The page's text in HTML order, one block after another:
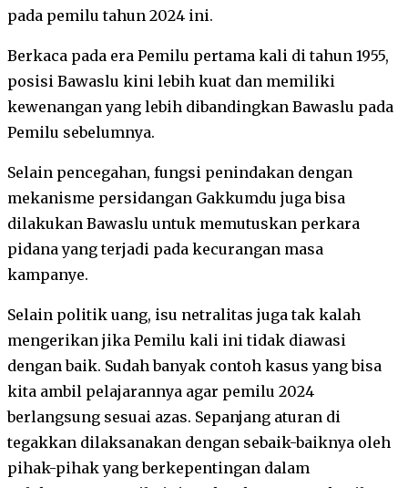
pada pemilu tahun 2024 ini.
Berkaca pada era Pemilu pertama kali di tahun 1955,
posisi Bawaslu kini lebih kuat dan memiliki
kewenangan yang lebih dibandingkan Bawaslu pada
Pemilu sebelumnya.
Selain pencegahan, fungsi penindakan dengan
mekanisme persidangan Gakkumdu juga bisa
dilakukan Bawaslu untuk memutuskan perkara
pidana yang terjadi pada kecurangan masa
kampanye.
Selain politik uang, isu netralitas juga tak kalah
mengerikan jika Pemilu kali ini tidak diawasi
dengan baik. Sudah banyak contoh kasus yang bisa
kita ambil pelajarannya agar pemilu 2024
berlangsung sesuai azas. Sepanjang aturan di
tegakkan dilaksanakan dengan sebaik-baiknya oleh
pihak-pihak yang berkepentingan dalam